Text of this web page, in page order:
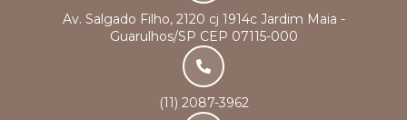
Av. Salgado Filho, 2120 cj 1914c Jardim Maia -
Guarulhos/SP CEP 07115-000
(11) 2087-3962